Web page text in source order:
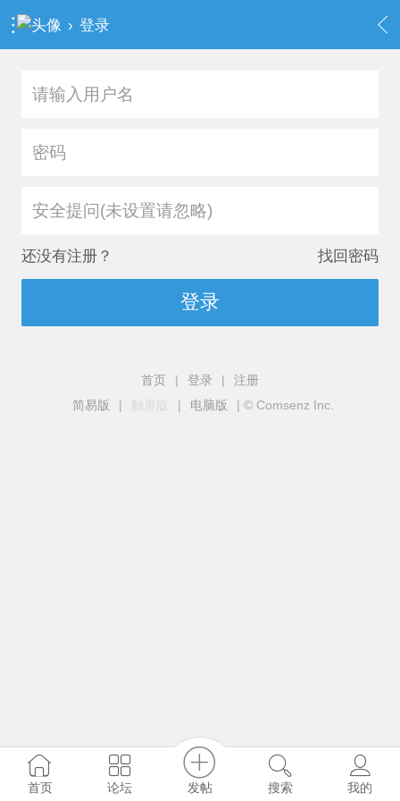
› 登录
安全提问(未设置请忽略)
还没有注册？ 找回密码
登录
首页 | 登录 |
注册
简易版
| 触屏版 | 电脑版 | © Comsenz Inc.
首页 论坛 发帖 搜索 我的